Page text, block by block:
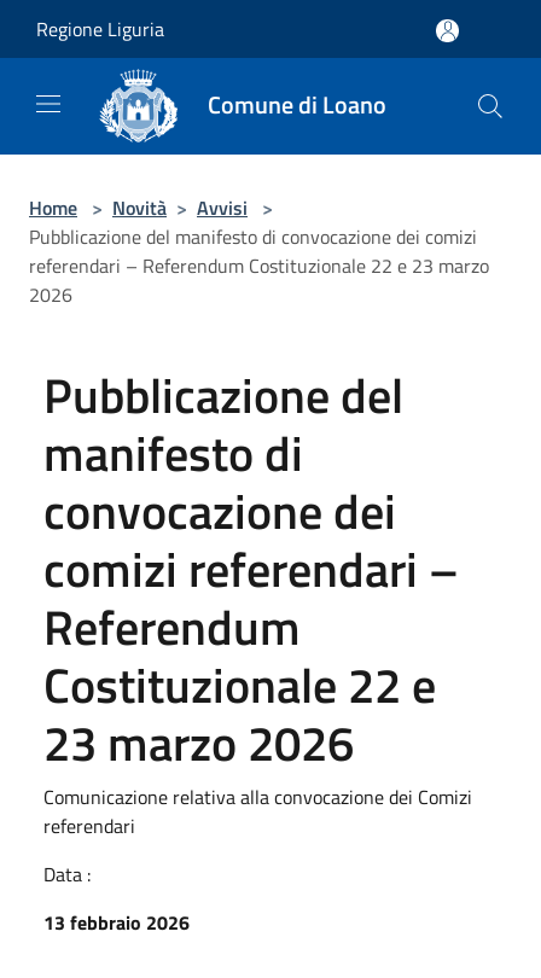
Regione Liguria
Comune di Loano
Home > Novità > Avvisi >
Pubblicazione del manifesto di convocazione dei comizi
referendari – Referendum Costituzionale 22 e 23 marzo
2026
Pubblicazione del
manifesto di
convocazione dei
comizi referendari –
Referendum
Costituzionale 22 e
23 marzo 2026
Comunicazione relativa alla convocazione dei Comizi
referendari
Data :
13 febbraio 2026